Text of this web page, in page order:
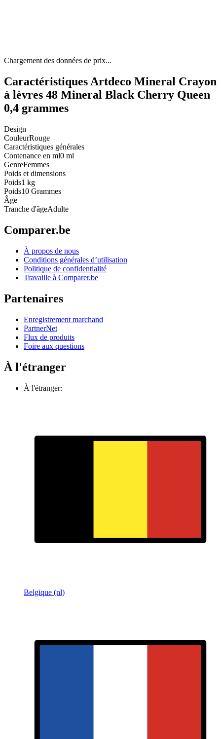
Chargement des données de prix...
Caractéristiques Artdeco Mineral Crayon
à lèvres 48 Mineral Black Cherry Queen
0,4 grammes
Design
CouleurRouge
Caractéristiques générales
Contenance en ml0 ml
GenreFemmes
Poids et dimensions
Poids1 kg
Poids10 Grammes
Âge
Tranche d'âgeAdulte
Comparer.be
À propos de nous
Conditions générales d’utilisation
Politique de confidentialité
Travaille à Comparer.be
Partenaires
Enregistrement marchand
PartnerNet
Flux de produits
Foire aux questions
À l'étranger
À l'étranger:
Belgique (nl)